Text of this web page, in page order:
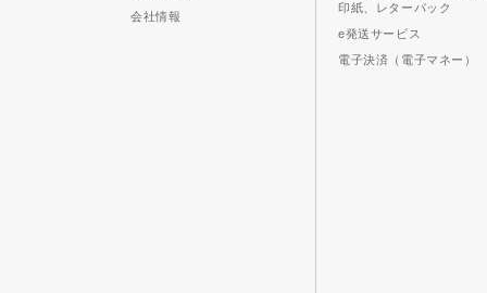
会社情報
印紙、レターパック
e発送サービス
電子決済（電子マネー）